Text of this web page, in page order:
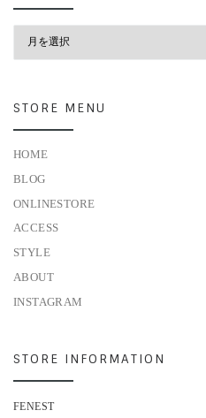
STORE MENU
HOME
BLOG
ONLINESTORE
ACCESS
STYLE
ABOUT
INSTAGRAM
STORE INFORMATION
FENEST